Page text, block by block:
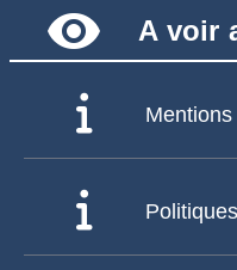
remove_red_eye A voir